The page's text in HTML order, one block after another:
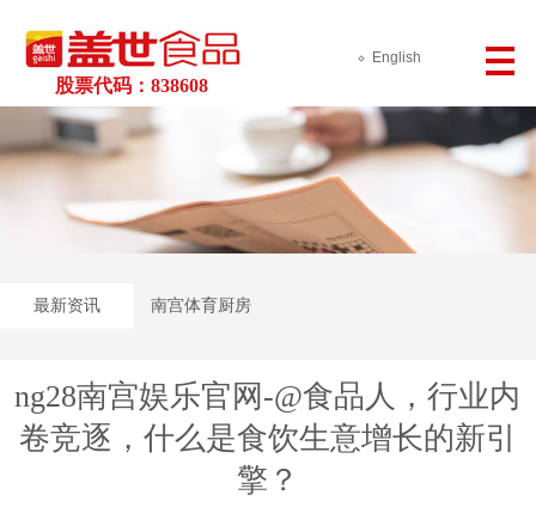
股票代码：838608
English
最新资讯 南宫体育厨房
ng28南宫娱乐官网-@食品人，行业内
卷竞逐，什么是食饮生意增长的新引
擎？